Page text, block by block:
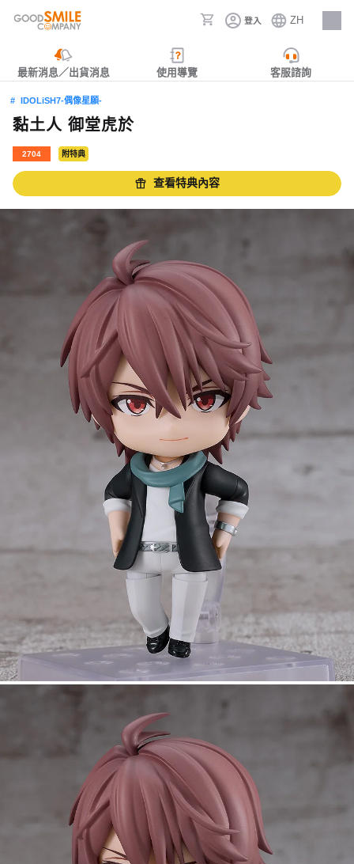
登入 ZH
人才招募
最新消息／出貨消息 使用導覽 客服諮詢
IDOLiSH7-偶像星願-
黏土人 御堂虎於
2704 附特典
查看特典內容